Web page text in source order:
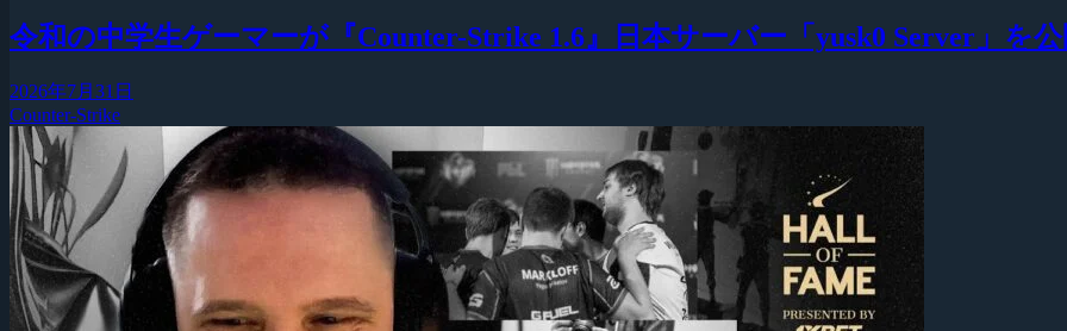
令和の中学生ゲーマーが『Counter-Strike 1.6』日本サーバー「yusk0 Server」を
2026年7月31日
Counter-Strike